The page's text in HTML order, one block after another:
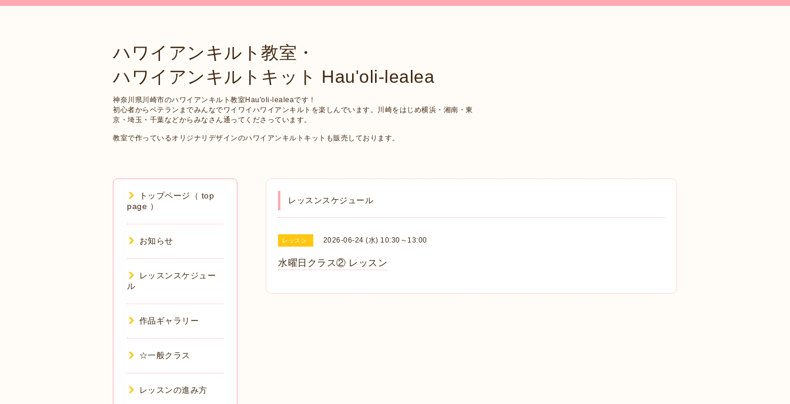
ハワイアンキルト教室・
ハワイアンキルトキット Hau'oli-lealea
神奈川県川崎市のハワイアンキルト教室Hau'oli-lealeaです！
初心者からベテランまでみんなでワイワイハワイアンキルトを楽しんでいます。川崎をはじめ横浜・湘南・東
京・埼玉・千葉などからみなさん通ってくださっています。
教室で作っているオリジナリデザインのハワイアンキルトキットも販売しております。
レッスンスケジュール
レッスン 2026-06-24 (水) 10:30～13:00
水曜日クラス② レッスン
トップページ（ top
page ）
お知らせ
レッスンスケジュー
ル
作品ギャラリー
☆一般クラス
レッスンの進み方